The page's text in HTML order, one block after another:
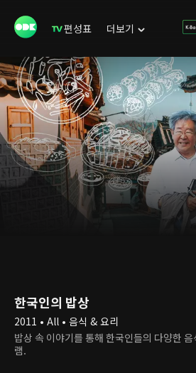
편성표 더보기
한국인의 밥상
2011 • All • 음식 & 요리
밥상 속 이야기를 통해 한국인들의 다양한
램.